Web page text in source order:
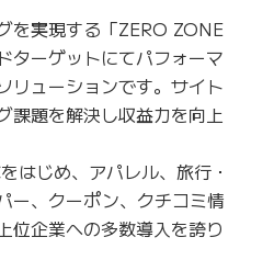
を実現する「ZERO ZONE
ターゲットにてパフォーマ
リューションです。サイト
課題を解決し収益力を向上
はじめ、アパレル、旅行・
ー、クーポン、クチコミ情
位企業への多数導入を誇り